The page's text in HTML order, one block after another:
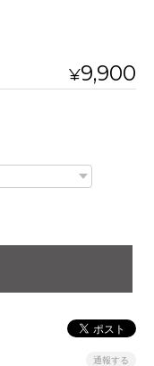
¥9,900
通報する